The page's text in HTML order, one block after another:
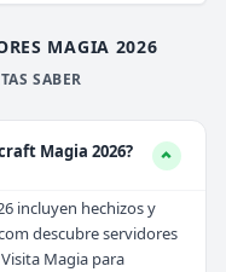
MAGIA 2026
SABER
Magia 2026?
incluyen hechizos y
descubre servidores
Magia para